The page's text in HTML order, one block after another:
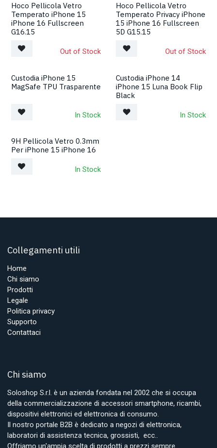
Hoco Pellicola Vetro
Temperato iPhone 15
iPhone 16 Fullscreen
G16.15
Out of Stock
Hoco Pellicola Vetro
Temperato Privacy iPhone
15 iPhone 16 Fullscreen
5D G15.15
Out of Stock
Custodia iPhone 15
MagSafe TPU Trasparente
In Stock
Custodia iPhone 14
iPhone 15 Luna Book Flip
Black
In Stock
9H Pellicola Vetro 0.3mm
Per iPhone 15 iPhone 16
In Stock
Collegamenti utili
Home
Chi siamo
Prodotti
Legale
Politica privacy
Supporto
Contattaci
Chi siamo
Soloshop S.r.l. è un azienda fondata nel 2002 che si occupa
della commercializzazione di accessori smartphone, ricambi,
dispositivi elettronici ed elettronica di consumo.
Il nostro portale B2B è dedicato a negozi di elettronica,
laboratori di assistenza tecnica, grossisti, ecc..
Offriamo un'ampia scelta di prodotti a prezzi sempre